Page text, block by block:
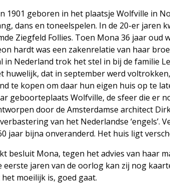
1901 geboren in het plaatsje Wolfville in
dans en toneelspelen. In de 20-er jaren
Ziegfeld Follies. Toen Mona 36 jaar
hardt was een zakenrelatie van haar
in Nederland trok het stel in bij de familie
huwelijk, dat in september werd
te kopen om daar hun eigen huis op te
geboorteplaats Wolfville, de sfeer die er
door de Amsterdamse architect
verbastering van het Nederlandse
jaar bijna onveranderd. Het huis ligt
besluit Mona, tegen het advies van haar
eerste jaren van de oorlog kan zij nog
moeilijk is, goed gaat.